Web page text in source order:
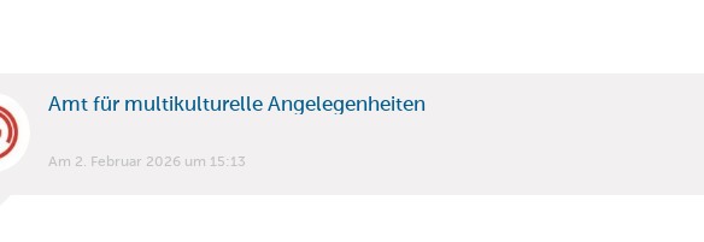
Amt für multikulturelle Angelegenheiten
Am 2. Februar 2026 um 15:13